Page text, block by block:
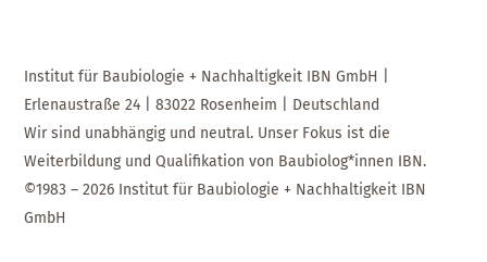
Institut für Baubiologie + Nachhaltigkeit IBN GmbH |
Erlenaustraße 24 | 83022 Rosenheim | Deutschland
Wir sind unabhängig und neutral. Unser Fokus ist die
Weiterbildung und Qualifikation von Baubiolog*innen IBN.
©1983 – 2026 Institut für Baubiologie + Nachhaltigkeit IBN
GmbH